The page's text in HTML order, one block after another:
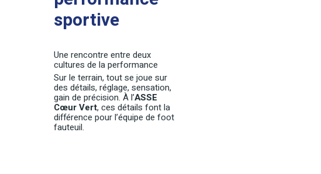
sportive
Une rencontre entre deux
cultures de la performance
Sur le terrain, tout se joue sur
des détails, réglage, sensation,
gain de précision. À l’ASSE
Cœur Vert, ces détails font la
différence pour l’équipe de foot
fauteuil.